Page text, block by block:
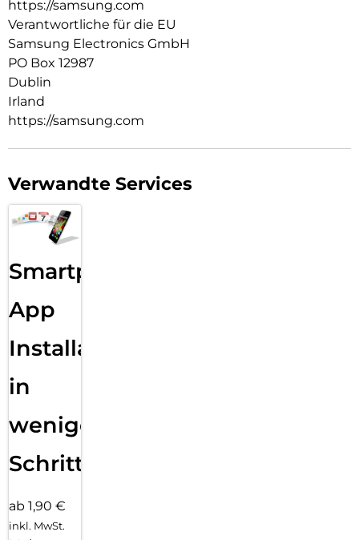
https://samsung.com
Verantwortliche für die EU
Samsung Electronics GmbH
PO Box 12987
Dublin
Irland
https://samsung.com
Verwandte Services
Smartphone
App
Installation
in
wenigen
Schritten
ab 1,90 €
inkl. MwSt.